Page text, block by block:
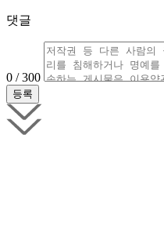
댓글
0 / 300